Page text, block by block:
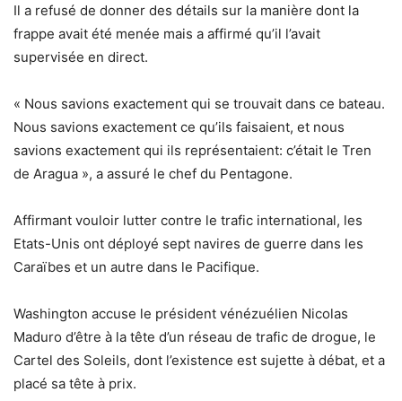
Il a refusé de donner des détails sur la manière dont la
frappe avait été menée mais a affirmé qu’il l’avait
supervisée en direct.
« Nous savions exactement qui se trouvait dans ce bateau.
Nous savions exactement ce qu’ils faisaient, et nous
savions exactement qui ils représentaient: c’était le Tren
de Aragua », a assuré le chef du Pentagone.
Affirmant vouloir lutter contre le trafic international, les
Etats-Unis ont déployé sept navires de guerre dans les
Caraïbes et un autre dans le Pacifique.
Washington accuse le président vénézuélien Nicolas
Maduro d’être à la tête d’un réseau de trafic de drogue, le
Cartel des Soleils, dont l’existence est sujette à débat, et a
placé sa tête à prix.